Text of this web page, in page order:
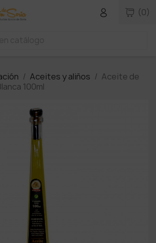
(0)
Aceites y aliños
Aceite de
100ml